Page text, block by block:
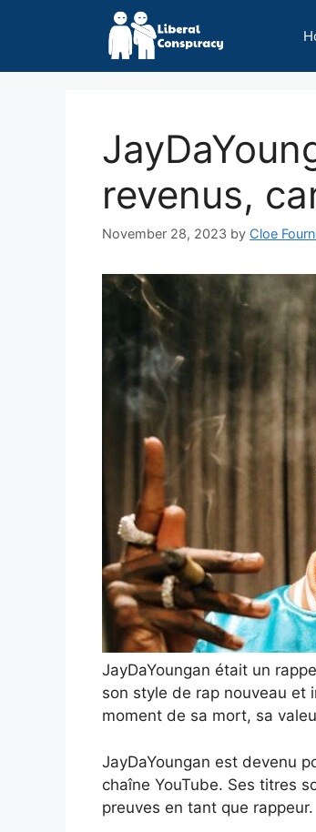
revenus,
November 28, 2023 by Cloe
JayDaYoungan était un
son style de rap nouveau et
moment de sa mort, sa
JayDaYoungan est devenu
chaîne YouTube. Ses titres
preuves en tant que rappeur.